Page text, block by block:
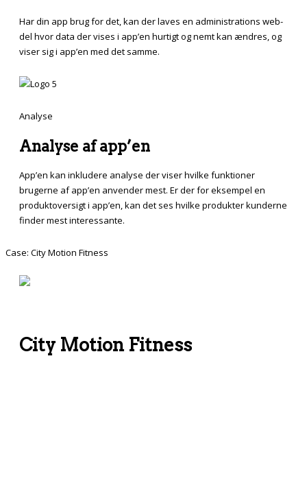
Har din app brug for det, kan der laves en administrations web-
del hvor data der vises i app’en hurtigt og nemt kan ændres, og
viser sig i app’en med det samme.
Analyse
Analyse af app’en
App’en kan inkludere analyse der viser hvilke funktioner
brugerne af app’en anvender mest. Er der for eksempel en
produktoversigt i app’en, kan det ses hvilke produkter kunderne
finder mest interessante.
Case: City Motion Fitness
City Motion Fitness